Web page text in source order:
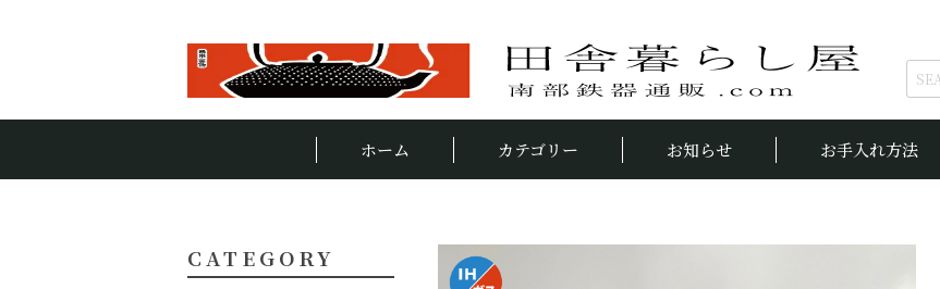
ホーム カテゴリー お知らせ お手入れ方法
CATEGORY